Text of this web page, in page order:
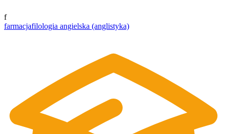
f
farmacjafilologia angielska (anglistyka)